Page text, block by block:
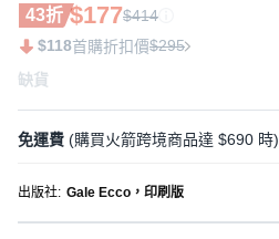
43折 $177$414
$118首購折扣價$295
缺貨
免運費 (購買火箭跨境商品達 $690 時)
出版社: Gale Ecco，印刷版